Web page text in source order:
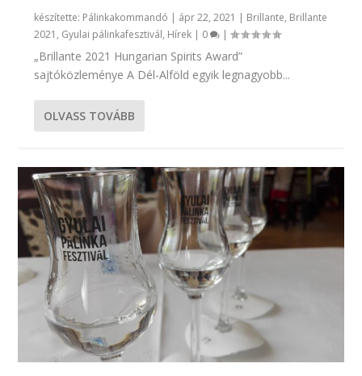
készítette: Pálinkakommandó | ápr 22, 2021 | Brillante, Brillante
2021 , Gyulai pálinkafesztivál, Hírek | 0 |
„Brillante 2021 Hungarian Spirits Award”
sajtóközleménye A Dél-Alföld egyik legnagyobb...
OLVASS TOVÁBB